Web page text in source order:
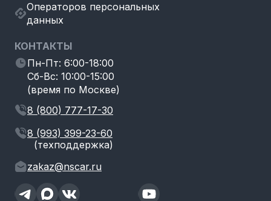
Операторов персональных
данных
КОНТАКТЫ
Пн-Пт: 6:00-18:00
Сб-Вс: 10:00-15:00
(время по Москве)
8 (800) 777-17-30
8 (993) 399-23-60
(техподдержка)
zakaz@nscar.ru